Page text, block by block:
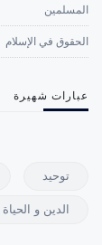
المسلمين
الحقوق في الإسلام
عبارات شهيرة
توحيد
الدين و الحياة